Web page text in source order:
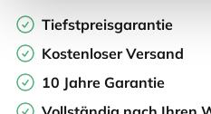
Tiefstpreisgarantie
Kostenloser Versand
10 Jahre Garantie